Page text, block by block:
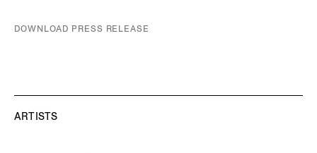
DOWNLOAD PRESS RELEASE
ARTISTS